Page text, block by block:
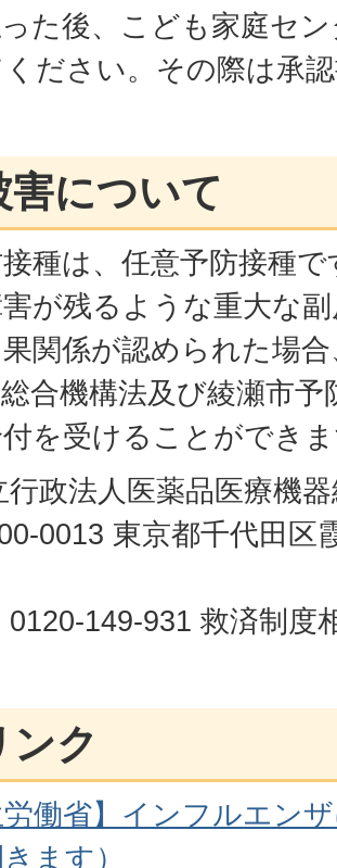
た後、こども家庭セ
ださい。その際は承
害について
種は、任意予防接種
が残るような重大な
関係が認められた場
合機構法及び綾瀬市
を受けることができ
行政法人医薬品医療機
0013 東京都千代田区
0120-149-931 救済制度
ンク
労働省】インフルエン
ます）